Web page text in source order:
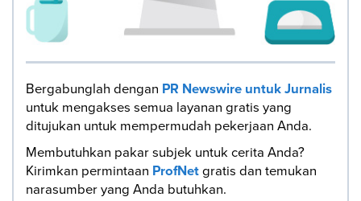
Bergabunglah dengan PR Newswire untuk Jurnalis
untuk mengakses semua layanan gratis yang
ditujukan untuk mempermudah pekerjaan Anda.
Membutuhkan pakar subjek untuk cerita Anda?
Kirimkan permintaan ProfNetgratis dan temukan
narasumber yang Anda butuhkan.